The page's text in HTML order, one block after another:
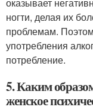
ногти, делая их
проблемам.
употребления
потребление.
5. Каким
женское